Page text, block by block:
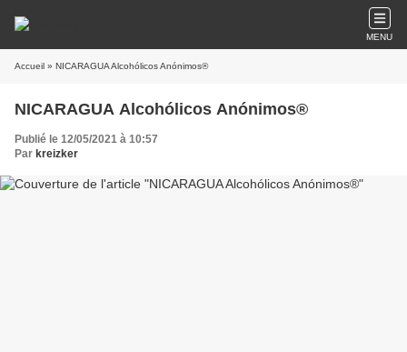
MENU
Accueil » NICARAGUA Alcohólicos Anónimos®
NICARAGUA Alcohólicos Anónimos®
Publié le 12/05/2021 à 10:57
Par kreizker